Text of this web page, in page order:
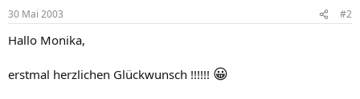
30 Mai 2003 #2
Hallo Monika,
erstmal herzlichen Glückwunsch !!!!!! 😀